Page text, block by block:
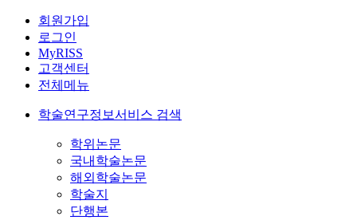
회원가입
로그인
MyRISS
고객센터
전체메뉴
학술연구정보서비스 검색
학위논문
국내학술논문
해외학술논문
학술지
단행본